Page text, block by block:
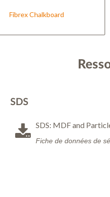
Fibrex Chalkboard
SDS
SDS: MDF and
Fiche de données de